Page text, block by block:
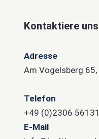
Kontaktiere uns
Adresse
Am Vogelsberg
Telefon
+49 (0)2306
E-Mail